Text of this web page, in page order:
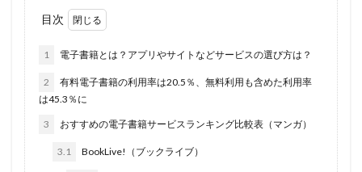
目次
1 電子書籍とは？アプリやサイトなどサービスの選び方は？
2
有料電子書籍の利用率は20.5％、無料利用も含めた利用率
は45.3％に
3 おすすめの電子書籍サービスランキング比較表（マンガ）
3.1 BookLive!（ブックライブ）
内部統制
検索